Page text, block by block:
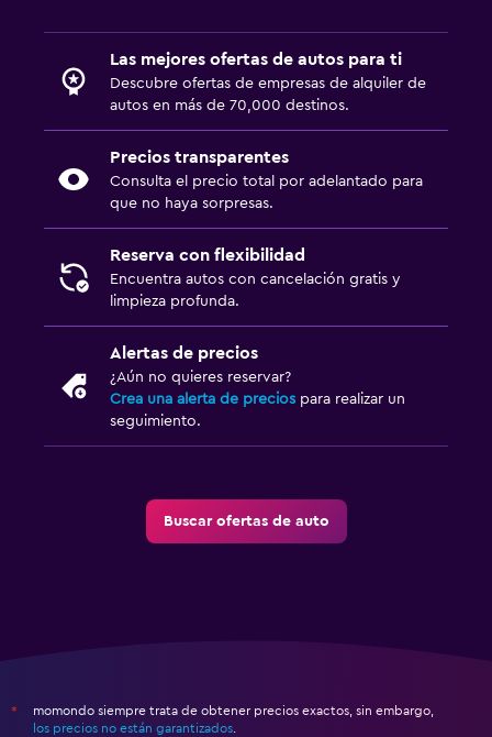
Las mejores ofertas de autos para ti
Descubre ofertas de empresas de alquiler de
autos en más de 70,000 destinos.
Precios transparentes
Consulta el precio total por adelantado para
que no haya sorpresas.
Reserva con flexibilidad
Encuentra autos con cancelación gratis y
limpieza profunda.
Alertas de precios
¿Aún no quieres reservar?
Crea una alerta de precios para realizar un
seguimiento.
Buscar ofertas de auto
*
momondo siempre trata de obtener precios exactos, sin embargo,
los precios no están garantizados.